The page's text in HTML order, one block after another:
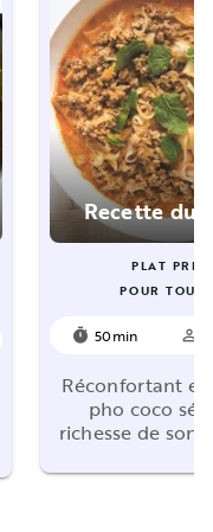
Recette du
PLAT
POUR
timer 50min person_outline
Réconfortant et
pho coco
richesse de son